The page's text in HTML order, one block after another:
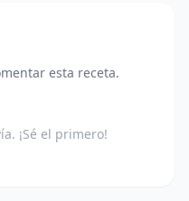
esta receta.
¡Sé el primero!